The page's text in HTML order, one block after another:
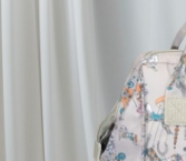
EGP
EGP